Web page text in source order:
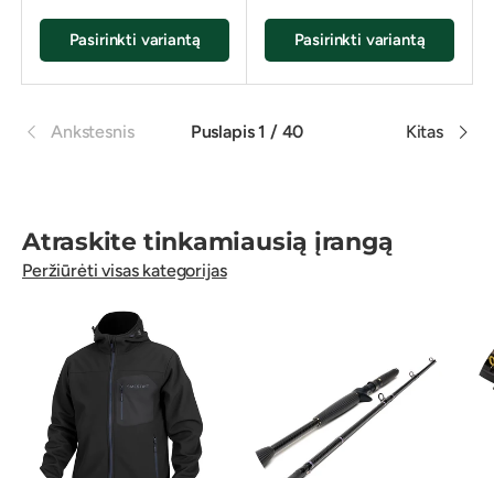
Pasirinkti variantą Pasirinkti variantą
Ankstesnis Puslapis 1 / 40 Kitas
Atraskite tinkamiausią įrangą
Peržiūrėti visas kategorijas